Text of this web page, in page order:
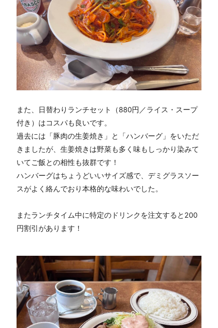
また、日替わりランチセット（880円／ライス・スープ
付き）はコスパも良いです。
過去には「豚肉の生姜焼き」と「ハンバーグ」をいただ
きましたが、生姜焼きは野菜も多く味もしっかり染みて
いてご飯との相性も抜群です！
ハンバーグはちょうどいいサイズ感で、デミグラスソー
スがよく絡んでおり本格的な味わいでした。
またランチタイム中に特定のドリンクを注文すると 200
円割引があります！